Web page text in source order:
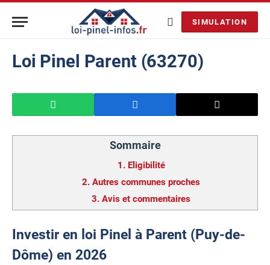
SIMULATION
Loi Pinel Parent (63270)
Sommaire
1. Eligibilité
2. Autres communes proches
3. Avis et commentaires
Investir en loi Pinel à Parent (Puy-de-
Dôme) en 2026